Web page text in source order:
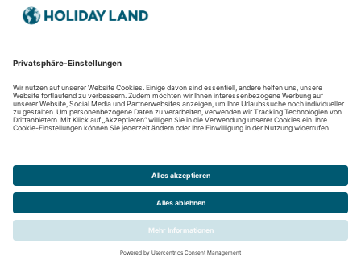
LANG Reisen 2026
Busreisen, Kreuzfahrten, Flugreisen, Winterreisen,
jetzt Urlaub finden